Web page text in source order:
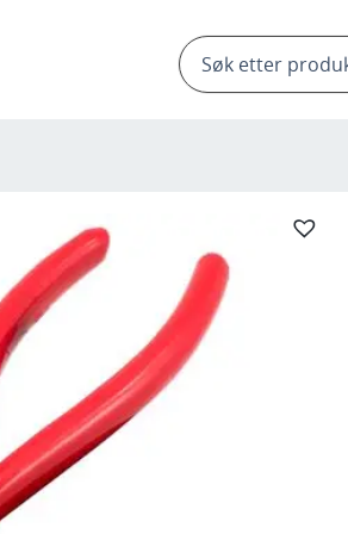
Products
search